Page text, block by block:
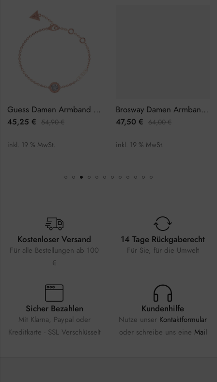
Guess Damen Armband JUBB02246JWRGL
45,25 € 54,90€
inkl. 19 % MwSt.
Brosway Damen Armband BFS12
47,50 € 64,00€
inkl. 19 % MwSt.
Kostenloser Versand
Für alle Bestellungen ab 100
€
14 Tage Rückgaberecht
Für Sie, für die Umwelt
Sicher Bezahlen
Mit Klarna, Paypal oder
Kreditkarte - SSL Verschlüsselt
Kundenhilfe
Nutze unser Kontaktformular
oder schreibe uns eine Mail